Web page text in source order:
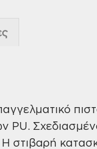
PU.
στιβαρή